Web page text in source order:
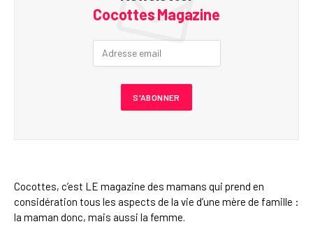
Cocottes Magazine
Cocottes, c’est LE magazine des mamans qui prend en
considération tous les aspects de la vie d’une mère de famille :
la maman donc, mais aussi la femme.